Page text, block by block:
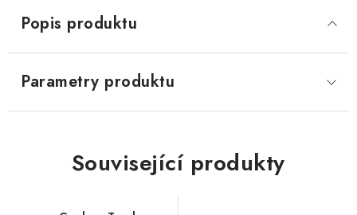
Popis produktu
Parametry produktu
Související produkty